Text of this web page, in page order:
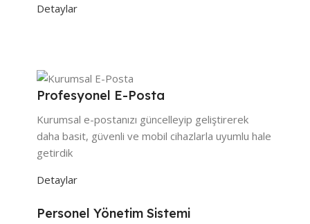
Detaylar
Profesyonel E-Posta
Kurumsal e-postanızı güncelleyip geliştirerek
daha basit, güvenli ve mobil cihazlarla uyumlu hale
getirdik
Detaylar
Personel Yönetim Sistemi